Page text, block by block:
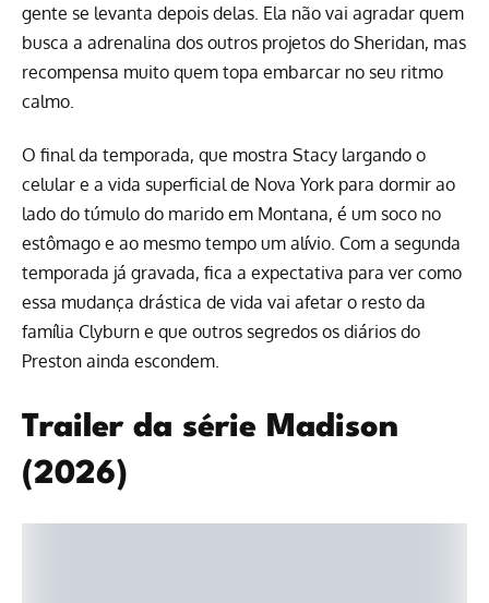
gente se levanta depois delas. Ela não vai agradar quem
busca a adrenalina dos outros projetos do Sheridan, mas
recompensa muito quem topa embarcar no seu ritmo
calmo.
O final da temporada, que mostra Stacy largando o
celular e a vida superficial de Nova York para dormir ao
lado do túmulo do marido em Montana, é um soco no
estômago e ao mesmo tempo um alívio. Com a segunda
temporada já gravada, fica a expectativa para ver como
essa mudança drástica de vida vai afetar o resto da
família Clyburn e que outros segredos os diários do
Preston ainda escondem.
Trailer da série Madison
(2026)